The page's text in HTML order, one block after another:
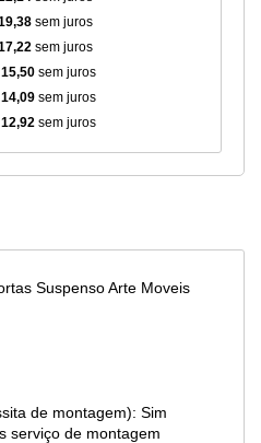
sem juros
sem juros
15,50 sem juros
sem juros
12,92 sem juros
Suspenso Arte Moveis
de montagem): Sim
serviço de montagem